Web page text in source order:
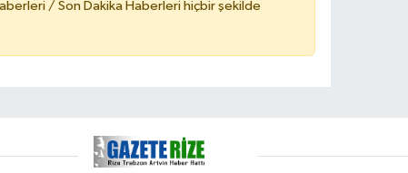
/ Son Dakika Haberleri hiçbir şekilde